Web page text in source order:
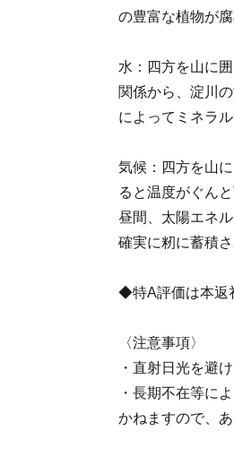
の豊富な植物が
水：四方を山に
関係から、淀川
によってミネラ
気候：四方を山
ると温度がぐん
昼間、太陽エネ
確実に籾に蓄積
◆特A評価は本返
〈注意事項〉
・直射日光を避
・長期不在等に
かねますので、